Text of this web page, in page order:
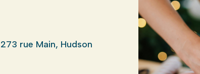
rue Main, Hudson